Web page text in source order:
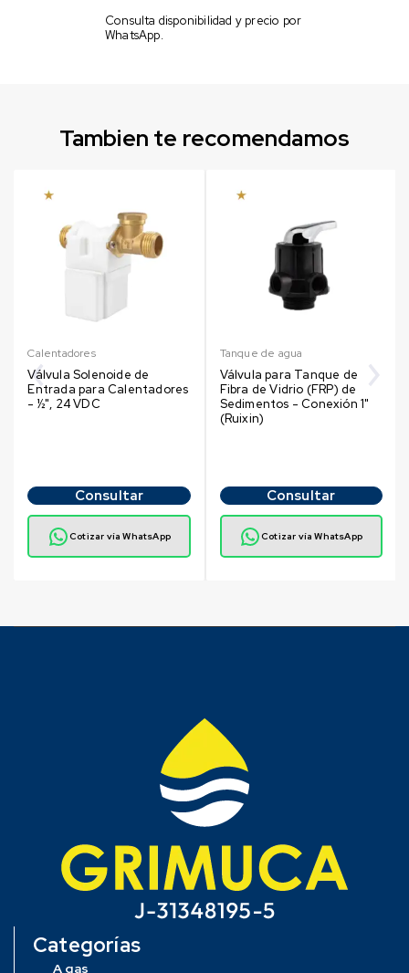
Consulta disponibilidad y precio por
WhatsApp.
Tambien te recomendamos
Calentadores
Válvula Solenoide de
Entrada para Calentadores
- ½", 24 VDC
Consultar
Cotizar vía WhatsApp
Tanque de agua
Válvula para Tanque de
Fibra de Vidrio (FRP) de
Sedimentos - Conexión 1"
(Ruixin)
Consultar
Cotizar vía WhatsApp
Categorías
A gas